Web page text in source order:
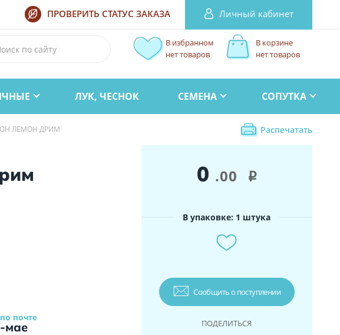
ПРОВЕРИТЬ СТАТУС ЗАКАЗА Личный кабинет
В корзине
нет товаров
В избранном
нет товаров
ЛУК, ЧЕСНОК СЕМЕНА СОПУТКА
ЛЕМОН ДРИМ
Распечатать
почте
мае
0 .00 i
В упаковке: 1 штука
Сообщить о поступлении
ПОДЕЛИТЬСЯ